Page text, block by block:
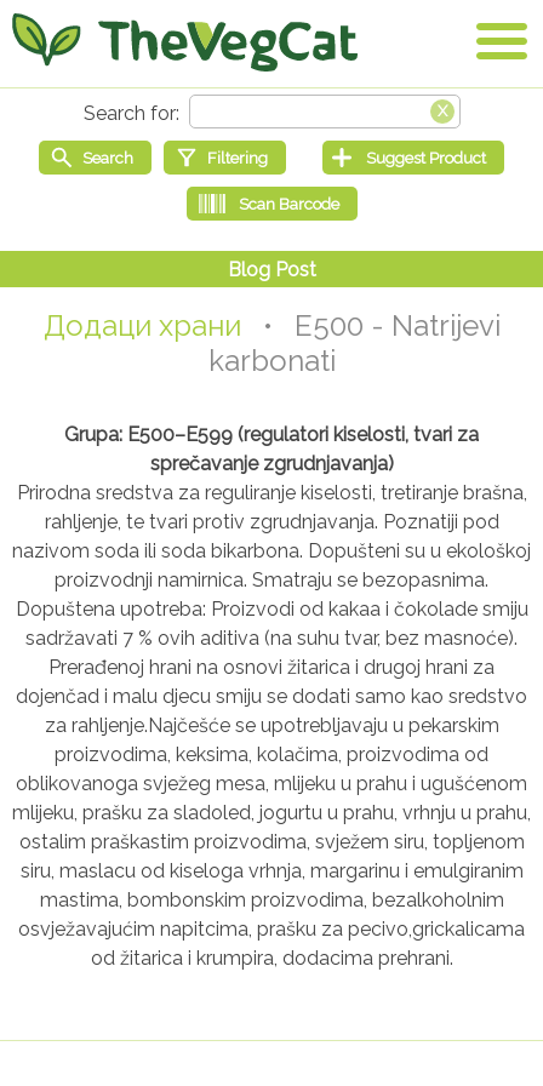
Додаци храни • E500 - Natrijevi
karbonati
Grupa: E500–E599 (regulatori kiselosti, tvari za
sprečavanje zgrudnjavanja)
Prirodna sredstva za reguliranje kiselosti, tretiranje brašna,
rahljenje, te tvari protiv zgrudnjavanja. Poznatiji pod
nazivom soda ili soda bikarbona. Dopušteni su u ekološkoj
proizvodnji namirnica. Smatraju se bezopasnima.
Dopuštena upotreba: Proizvodi od kakaa i čokolade smiju
sadržavati 7 % ovih aditiva (na suhu tvar, bez masnoće).
Prerađenoj hrani na osnovi žitarica i drugoj hrani za
dojenčad i malu djecu smiju se dodati samo kao sredstvo
za rahljenje.Najčešće se upotrebljavaju u pekarskim
proizvodima, keksima, kolačima, proizvodima od
oblikovanoga svježeg mesa, mlijeku u prahu i ugušćenom
mlijeku, prašku za sladoled, jogurtu u prahu, vrhnju u prahu,
ostalim praškastim proizvodima, svježem siru, topljenom
siru, maslacu od kiseloga vrhnja, margarinu i emulgiranim
mastima, bombonskim proizvodima, bezalkoholnim
osvježavajućim napitcima, prašku za pecivo,grickalicama
od žitarica i krumpira, dodacima prehrani.